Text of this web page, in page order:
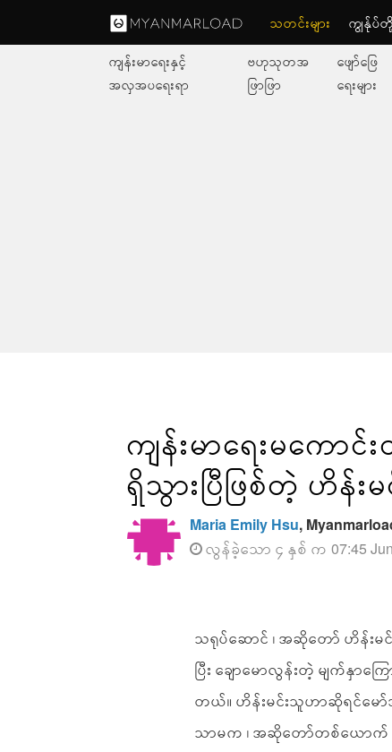
သတင်းများ ကျွနု်ပ်
ကျန်းမာရေးနှင့်
အလှအပရေးရာ
ဗဟုသုတအ
ဖြာဖြာ
ဖျော်ဖြေ
ရေးများ
ကျန်းမာရေးမကေ
ရှိသွားပြီဖြစ်တဲ့ ဟိန်း
Maria Emily Hsu,
လွန်ခဲ့သော ၄ နှစ် က 07:45
သရုပ်ဆောင် ၊ အဆိုတော် ဟိန်းမ
ပြီး ချောမောလွန်းတဲ့ မျက်နှ
တယ်။ ဟိန်းမင်းသူဟာဆိုရင်မေ
သာမက ၊ အဆိုတော်တစ်ယောက် အ